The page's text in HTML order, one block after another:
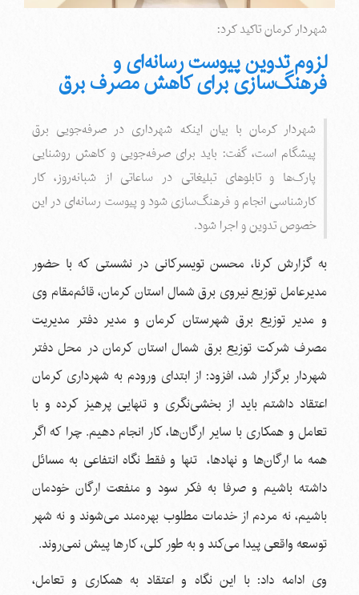
شهردار کرمان تاکید کرد:
لزوم تدوین پیوست رسانه‌ای و
فرهنگ‌سازی برای کاهش مصرف برق
شهردار کرمان با بیان اینکه شهرداری در صرفه‌جویی برق
پیشگام است، گفت: باید برای صرفه‌جویی و کاهش روشنایی
پارک‌ها و تابلوهای تبلیغاتی در ساعاتی از شبانه‌روز، کار
کارشناسی انجام و فرهنگ‌سازی شود و پیوست رسانه‌ای در این
خصوص تدوین و اجرا شود.
به گزارش کرنا، محسن تویسرکانی در نشستی که با حضور
مدیرعامل توزیع نیروی برق شمال استان کرمان، قائم‌مقام وی
و مدیر توزیع برق شهرستان کرمان و مدیر دفتر مدیریت
مصرف شرکت توزیع برق شمال استان کرمان در محل دفتر
شهردار برگزار شد، افزود: از ابتدای ورودم به شهرداری کرمان
اعتقاد داشتم باید از بخشی‌نگری و تنهایی پرهیز کرده و با
تعامل و همکاری با سایر ارگان‌ها، کار انجام دهیم. چرا که اگر
همه ما ارگان‌ها و نهادها، تنها و فقط نگاه انتفاعی به مسائل
داشته باشیم و صرفا به فکر سود و منفعت ارگان خودمان
باشیم، نه مردم از خدمات مطلوب بهره‌مند می‌شوند و نه شهر
توسعه واقعی پیدا می‌کند و به طور کلی، کارها پیش نمی‌روند.
وی ادامه داد: با این نگاه و اعتقاد به همکاری و تعامل،